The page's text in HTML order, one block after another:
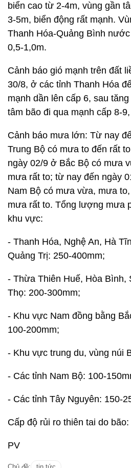
biển cao từ 2-4m, vùng gần
3-5m, biển động rất mạnh.
Thanh Hóa-Quảng Bình
0,5-1,0m.
Cảnh báo gió mạnh trên đất
30/8, ở các tỉnh Thanh Hóa
mạnh dần lên cấp 6, sau
tâm bão đi qua mạnh cấp 8-
Cảnh báo mưa lớn: Từ nay
Trung Bộ có mưa to đến rất
ngày 02/9 ở Bắc Bộ có mưa
mưa rất to; từ nay đến ngày
Nam Bộ có mưa vừa, mưa
mưa rất to. Tổng lượng mưa
khu vực:
- Thanh Hóa, Nghệ An, Hà
Quảng Trị: 250-400mm;
- Thừa Thiên Huế, Hòa Bình,
Thọ: 200-300mm;
- Khu vực Nam đồng bằng
100-200mm;
- Khu vực trung du, vùng núi
- Các tỉnh Nam Bộ: 100-
- Các tỉnh Tây Nguyên: 150-
Cấp độ rủi ro thiên tai do bão:
PV